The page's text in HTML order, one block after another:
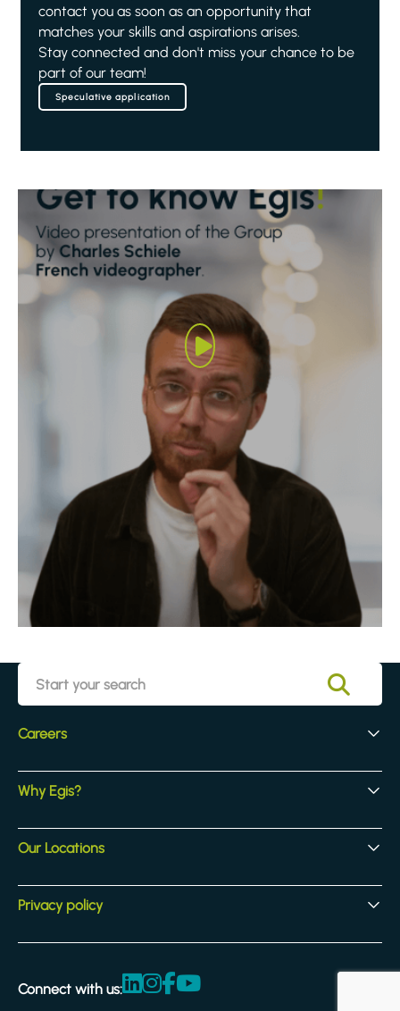
contact you as soon as an opportunity that
matches your skills and aspirations arises.
Stay connected and don't miss your chance to be
part of our team!
Speculative application
Careers
Early Careers
Experienced Hires
Core Jobs
Why Egis?
Our Culture
Our Activites
Benefits
Our Locations
Locations
Privacy policy
Legal & compliance
Accessibility statement
Connect with us: